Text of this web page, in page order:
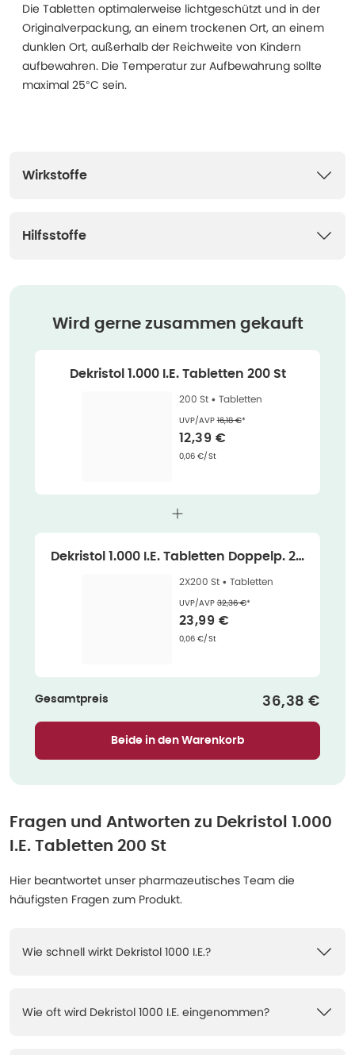
Die Tabletten optimalerweise lichtgeschützt und in der
Originalverpackung, an einem trockenen Ort, an einem
dunklen Ort, außerhalb der Reichweite von Kindern
aufbewahren. Die Temperatur zur Aufbewahrung sollte
maximal 25°C sein.
Wirkstoffe
Hilfsstoffe
Wird gerne zusammen gekauft
Dekristol 1.000 I.E. Tabletten 200 St
200 St • Tabletten
UVP/AVPEhemaliger Preis (U V P)
16,18 €*
Verkaufspreis
12,39 €
Grundpreis
0,06 €/St
Dekristol 1.000 I.E. Tabletten Doppelp. 2X
200 St2X200 St • Tabletten
UVP/AVPEhemaliger Preis (U V P)
32,36 €*
Verkaufspreis
23,99 €
Grundpreis
0,06 €/St
Gesamtpreis 36,38 €
Beide in den Warenkorb
Fragen und Antworten zu Dekristol 1.000
I.E. Tabletten 200 St
Hier beantwortet unser pharmazeutisches Team die
häufigsten Fragen zum Produkt.
Wie schnell wirkt Dekristol 1000 I.E.?
Wie oft wird Dekristol 1000 I.E. eingenommen?